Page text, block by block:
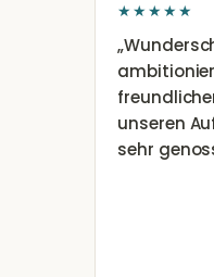
★★★★★
„
unseren
sehr